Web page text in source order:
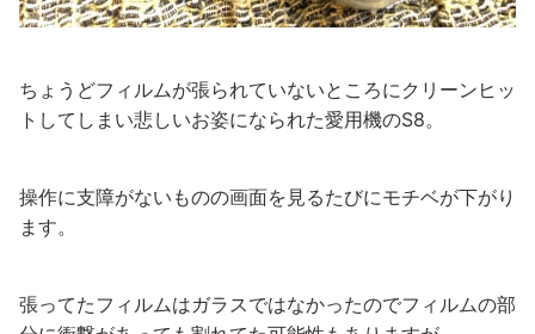
ちょうどフィルムが張られていないところにクリーンヒッ
トしてしまい悲しいお姿になられた愛用機のS8。
操作に支障がないものの画面を見るたびにモチベが下がり
ます。
張ってたフィルムはガラスではなかったのでフィルムの部